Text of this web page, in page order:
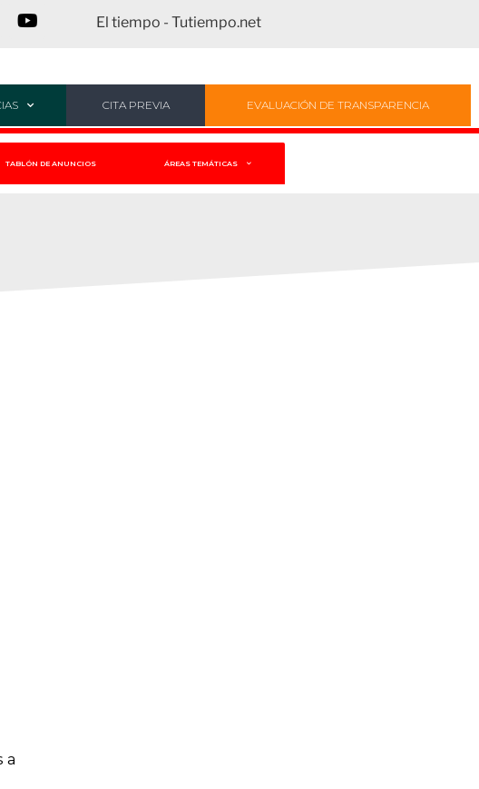
El tiempo - Tutiempo.net
CITA PREVIA EVALUACIÓN DE TRANSPARENCIA
TABLÓN DE ANUNCIOS ÁREAS TEMÁTICAS
a